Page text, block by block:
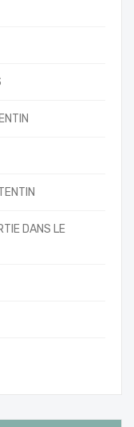
DANS LE